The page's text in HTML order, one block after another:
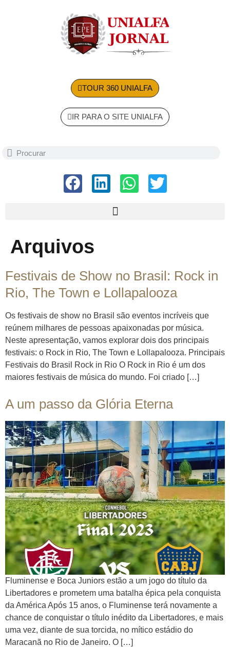
TOUR 360 UNIALFA
IR PARA O SITE UNIALFA
Arquivos
Festivais de Show no Brasil: Rock in
Rio, The Town e Lollapalooza
Os festivais de show no Brasil são eventos incríveis que
reúnem milhares de pessoas apaixonadas por música.
Neste apresentação, vamos explorar dois dos principais
festivais: o Rock in Rio, The Town e Lollapalooza. Principais
Festivais do Brasil Rock in Rio O Rock in Rio é um dos
maiores festivais de música do mundo. Foi criado […]
A um passo da Glória Eterna
Fluminense e Boca Juniors estão a um jogo do título da
Libertadores e prometem uma batalha épica pela conquista
da América Após 15 anos, o Fluminense terá novamente a
chance de conquistar o título inédito da Libertadores, e mais
uma vez, diante de sua torcida, no mítico estádio do
Maracanã no Rio de Janeiro. O […]